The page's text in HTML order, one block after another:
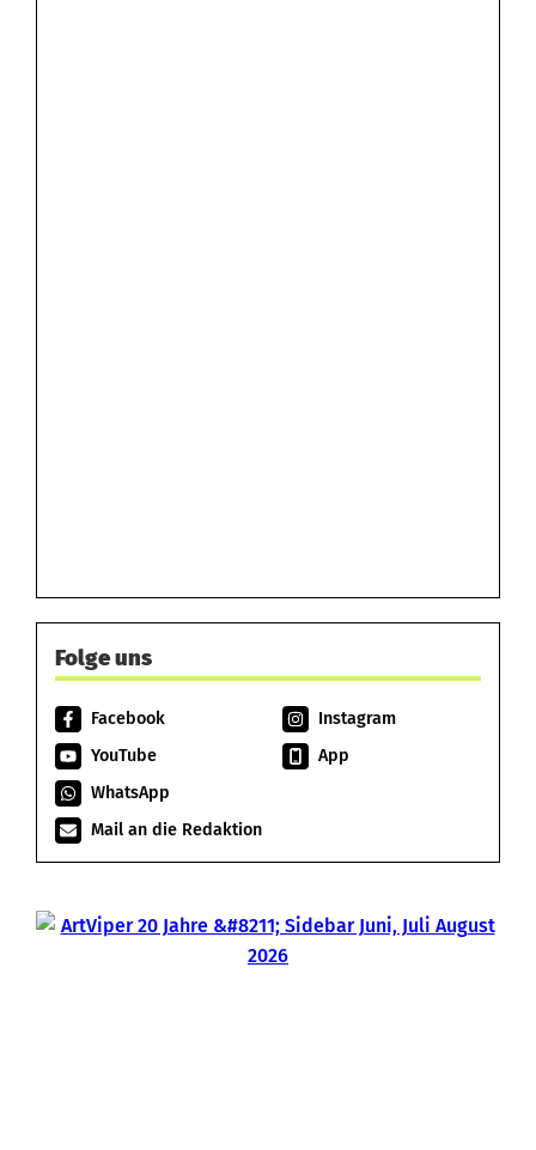
Folge uns
Facebook
Instagram
YouTube
App
WhatsApp
Mail an die Redaktion